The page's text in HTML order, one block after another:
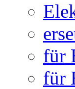
für
für